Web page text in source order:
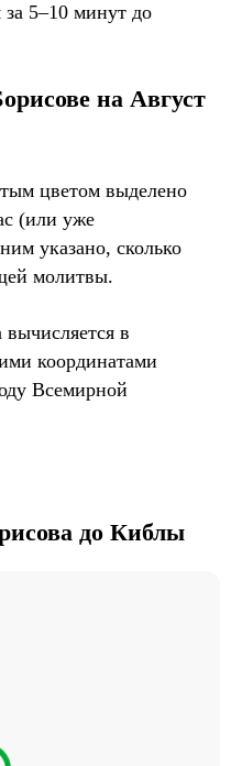
5–10 минут до
на Август
цветом выделено
(или уже
указано, сколько
молитвы.
в
координатами
Всемирной
до Киблы